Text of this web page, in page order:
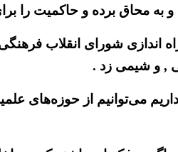
به محاق برده و حاکمیت را
اندازی شورای انقلاب
, و شیمی زد .
می‌توانیم از حوزه‌های